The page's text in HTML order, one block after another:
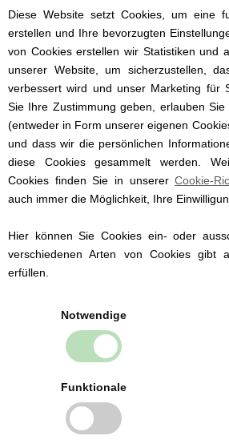
Diese Website setzt Cookies, um eine
erstellen und Ihre bevorzugten
von Cookies erstellen wir Statistiken und
unserer Website, um sicherzustellen,
verbessert wird und unser Marketing für
Sie Ihre Zustimmung geben, erlauben
(entweder in Form unserer eigenen
und dass wir die persönlichen
diese Cookies gesammelt werden.
Cookies finden Sie in unsererCookie-
auch immer die Möglichkeit, Ihre
Hier können Sie Cookies ein- oder
verschiedenen Arten von Cookies gibt
erfüllen.
Notwendige
Funktionale
Der Body hat lange Ärmel,
auch an kalten Tagen gut
werden kann.
Dieser Body ist aus der
von Petit Sofie Schnoor. In
Serie gibt es auch einen Hut,
und eine Hose, falls Sie ein
Set bevorzugen.
Dieser Baby Body ist der
gesehenes Geschenk zur
Taufe.
56 (1-2 Monate)
62 (3 Monate)
68 (6 Monate)